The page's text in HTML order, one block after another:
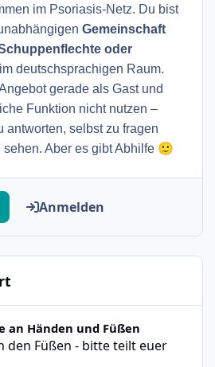
im Psoriasis-Netz. Du bist
Gemeinschaft
oder
im deutschsprachigen Raum.
gerade als Gast und
Funktion nicht nutzen –
antworten, selbst zu fragen
Aber es gibt Abhilfe 🙂
Anmelden
an Händen und Füßen
den Füßen - bitte teilt euer